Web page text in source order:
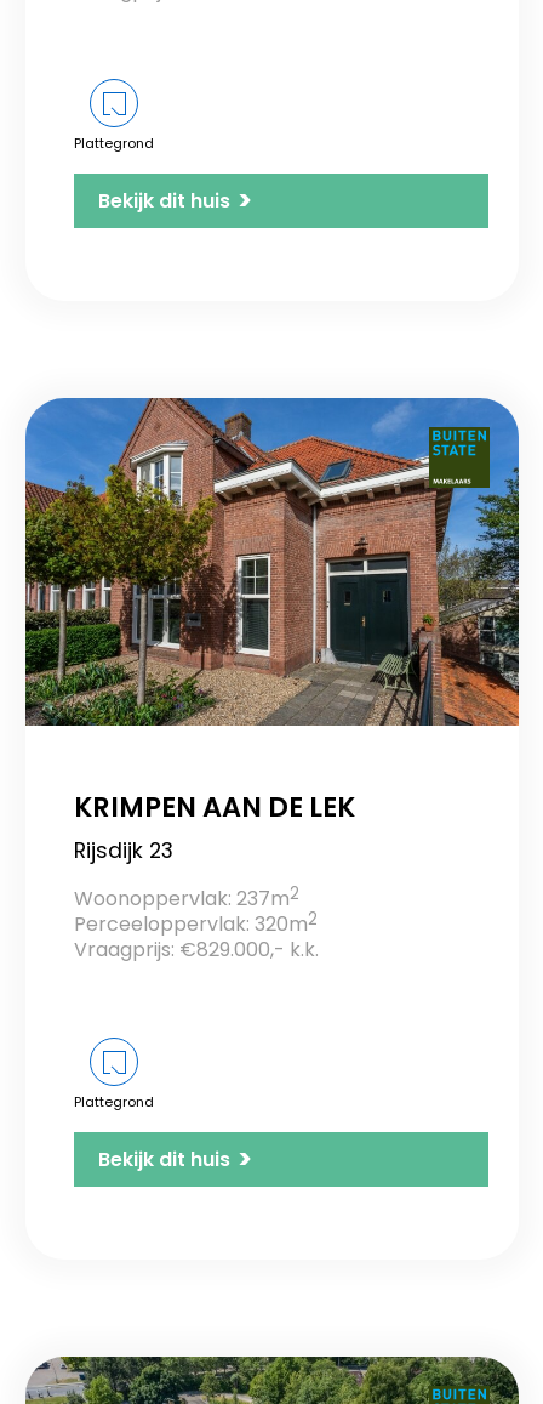
Plattegrond
Bekijk dit huis >
KRIMPEN AAN DE LEK
Rijsdijk 23
Woonoppervlak: 237m2
Perceeloppervlak: 320m2
Vraagprijs: €829.000,- k.k.
Plattegrond
Bekijk dit huis >